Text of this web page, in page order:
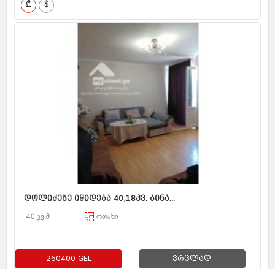
₾ $
დოლიძეზე იყიდება 40,18კვ. ბინა...
40 კვ.მ ოთახი
260400 GEL ვრცლად